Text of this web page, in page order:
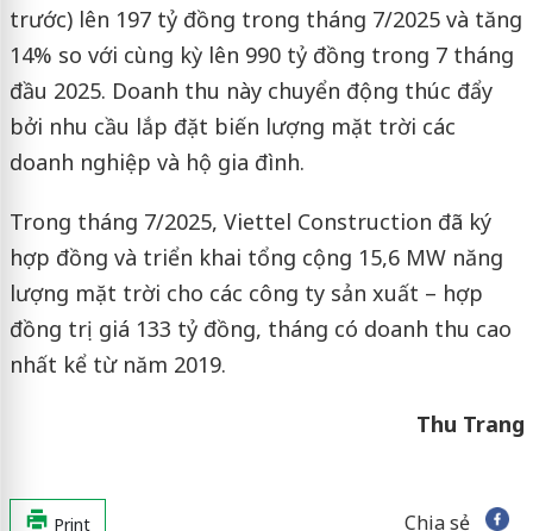
trước) lên 197 tỷ đồng trong tháng 7/2025 và tăng
14% so với cùng kỳ lên 990 tỷ đồng trong 7 tháng
đầu 2025. Doanh thu này chuyển động thúc đẩy
bởi nhu cầu lắp đặt biến lượng mặt trời các
doanh nghiệp và hộ gia đình.
Trong tháng 7/2025, Viettel Construction đã ký
hợp đồng và triển khai tổng cộng 15,6 MW năng
lượng mặt trời cho các công ty sản xuất – hợp
đồng trị giá 133 tỷ đồng, tháng có doanh thu cao
nhất kể từ năm 2019.
Thu Trang
Print Chia sẻ